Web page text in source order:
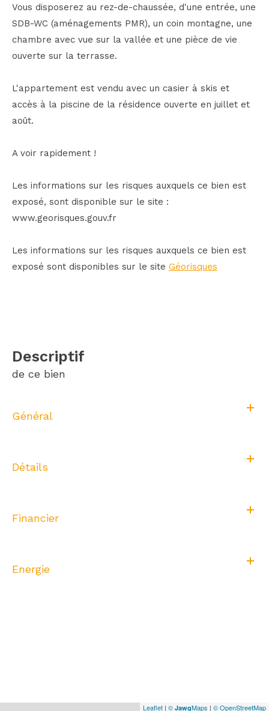
Vous disposerez au rez-de-chaussée, d'une entrée, une
SDB-WC (aménagements PMR), un coin montagne, une
chambre avec vue sur la vallée et une pièce de vie
ouverte sur la terrasse.
L'appartement est vendu avec un casier à skis et
accès à la piscine de la résidence ouverte en juillet et
août.
A voir rapidement !
Les informations sur les risques auxquels ce bien est
exposé, sont disponible sur le site :
www.georisques.gouv.fr
Les informations sur les risques auxquels ce bien est
exposé sont disponibles sur le site Géorisques
descriptif
de ce bien
Général
Détails
Financier
Energie
Leaflet | © JawgMaps | © OpenStreetMap